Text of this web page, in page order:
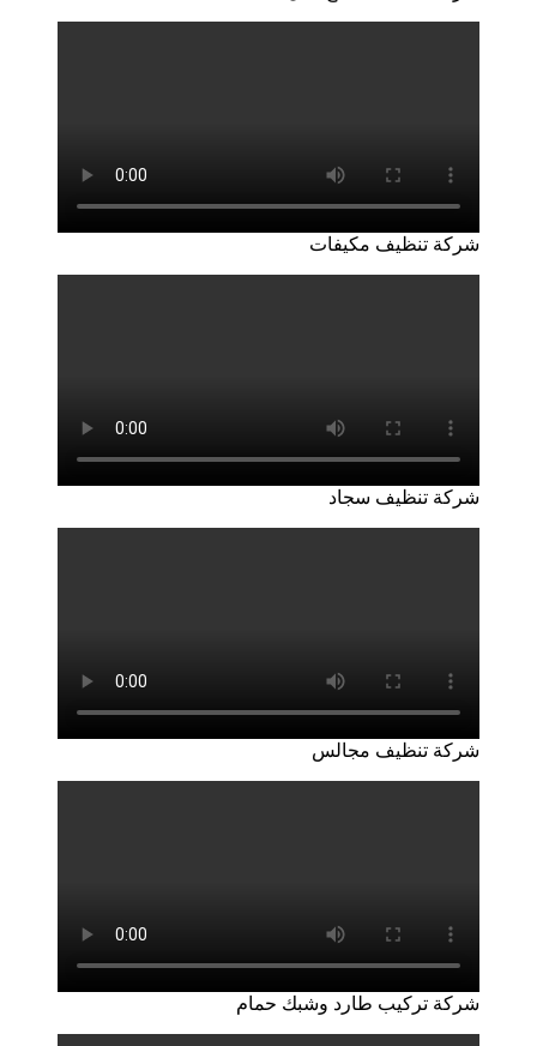
شركة تنظيف مكيفات
شركة تنظيف سجاد
شركة تنظيف مجالس
شركة تركيب طارد وشبك حمام